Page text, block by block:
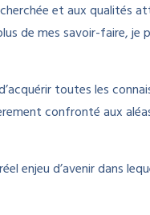
et aux qualités
de mes savoir-faire, je
toutes les
confronté aux
enjeu d’avenir dans